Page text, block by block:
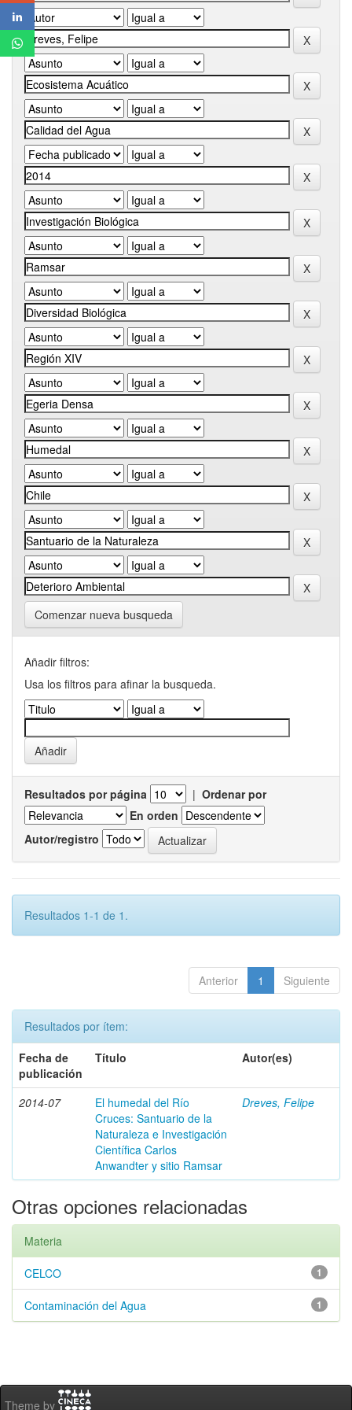
Comenzar nueva busqueda
Añadir filtros:
Usa los filtros para afinar la busqueda.
Resultados por página | Ordenar por
En orden
Autor/registro
Resultados 1-1 de 1.
Anterior 1 Siguiente
Resultados por ítem:
Fecha de
publicación
Título Autor(es)
2014-07
El humedal del Río
Cruces: Santuario de la
Naturaleza e Investigación
Científica Carlos
Anwandter y sitio Ramsar
Dreves, Felipe
Otras opciones relacionadas
Materia
1
CELCO
1
Contaminación del Agua
Theme by